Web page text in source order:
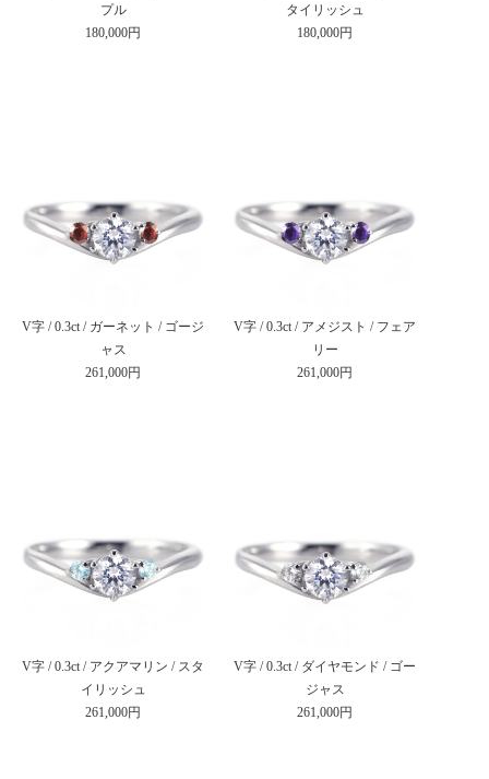
プル
180,000円
タイリッシュ
180,000円
V字 / 0.3ct / ガーネット / ゴージ
ャス
261,000円
V字 / 0.3ct / アメジスト / フェア
リー
261,000円
V字 / 0.3ct / アクアマリン / スタ
イリッシュ
261,000円
V字 / 0.3ct / ダイヤモンド / ゴー
ジャス
261,000円